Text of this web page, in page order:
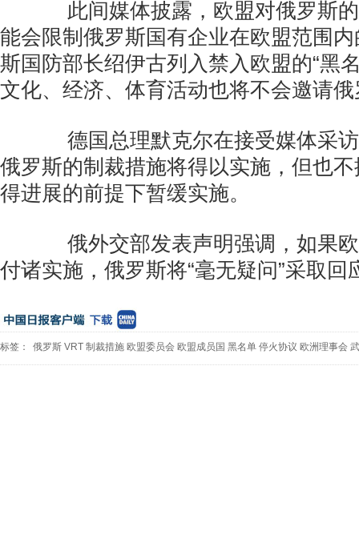
此间媒体披露，欧盟对俄罗斯的
能会限制俄罗斯国有企业在欧盟范围
斯国防部长绍伊古列入禁入欧盟的“黑
文化、经济、体育活动也将不会邀请
德国总理默克尔在接受媒体采访
俄罗斯的制裁措施将得以实施，但也
得进展的前提下暂缓实施。
俄外交部发表声明强调，如果欧
付诸实施，俄罗斯将“毫无疑问”采取回
标签： 俄罗斯 VRT 制裁措施 欧盟委员会 欧盟成员国 黑名单 停火协议 欧洲理事会